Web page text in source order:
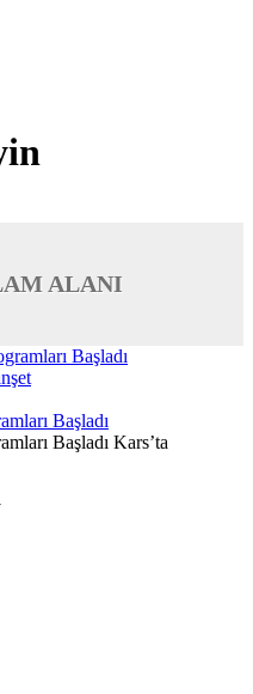
ALANI
Başladı
Başladı Kars’ta